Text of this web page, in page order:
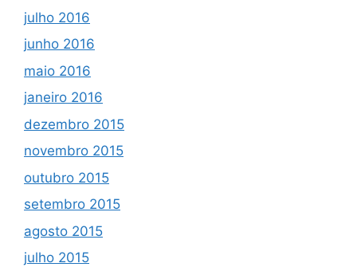
julho 2016
junho 2016
maio 2016
janeiro 2016
dezembro 2015
novembro 2015
outubro 2015
setembro 2015
agosto 2015
julho 2015